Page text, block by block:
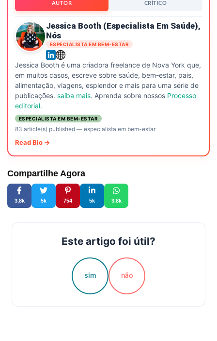
AUTOR CRÍTICO
Jessica Booth (especialista Em Saúde),
Nós
ESPECIALISTA EM BEM-ESTAR
Jessica Booth é uma criadora freelance de Nova York que,
em muitos casos, escreve sobre saúde, bem-estar, pais,
alimentação, viagens, esplendor e mais para uma série de
publicações. saiba mais. Aprenda sobre nossos Processo
editorial.
ESPECIALISTA EM BEM-ESTAR
83 article(s) published— especialista em bem-estar
Read Bio →
Compartilhe Agora
3,8k 5k 754 5k 3,8k
Este artigo foi útil?
sim não